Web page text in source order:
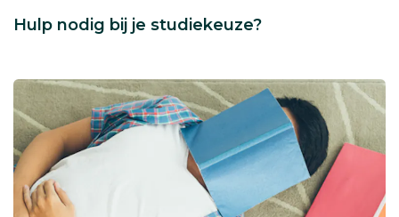
Hulp nodig bij je studiekeuze?